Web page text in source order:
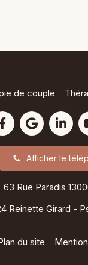
de couple
Afficher le
63 Rue Paradis
Reinette Girard -
du site